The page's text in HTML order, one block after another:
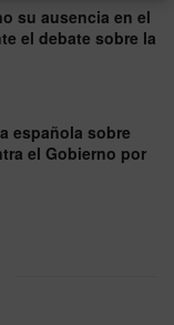
su ausencia en el
el debate sobre la
española sobre
el Gobierno por